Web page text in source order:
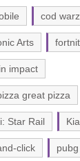
cod
Arts
impact
great pizza
Star Rail
click pubg